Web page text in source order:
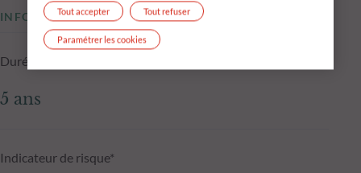
INFORMATIONS CLÉS
Durée d'investissement conseillée
5 ans
Indicateur de risque*
Tout refuser
Tout accepter
Paramétrer les cookies